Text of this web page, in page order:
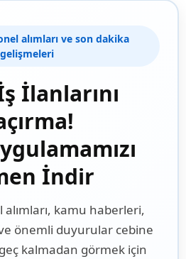
alımları ve son dakika
gelişmeleri
İlanlarını
İndir
alımları, kamu haberleri,
önemli duyurular cebine
kalmadan görmek için